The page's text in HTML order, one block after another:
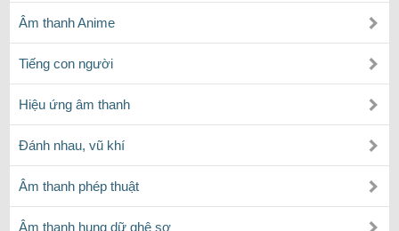
Âm thanh Anime
Tiếng con người
Hiệu ứng âm thanh
Đánh nhau, vũ khí
Âm thanh phép thuật
Âm thanh hung dữ ghê sợ